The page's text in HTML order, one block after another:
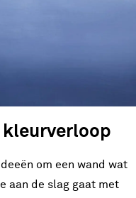
kleurverloop
om een wand wat
aan de slag gaat met